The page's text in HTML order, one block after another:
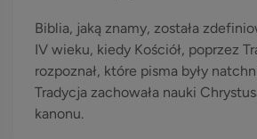
Biblia, jaką znamy, została
IV wieku, kiedy Kościół, poprzez
rozpoznał, które pisma były
Tradycja zachowała nauki
kanonu.